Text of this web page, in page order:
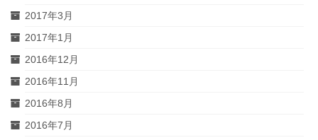
2017年3月
2017年1月
2016年12月
2016年11月
2016年8月
2016年7月